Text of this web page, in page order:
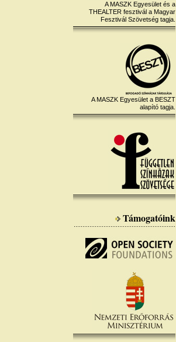
A MASZK Egyesület és a
THEALTER fesztivál a Magyar
Fesztivál Szövetség tagja.
A MASZK Egyesület a BESZT
alapító tagja.
Támogatóink